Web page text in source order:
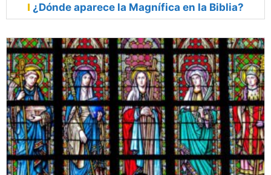
¿Dónde aparece la Magnífica en la Biblia?